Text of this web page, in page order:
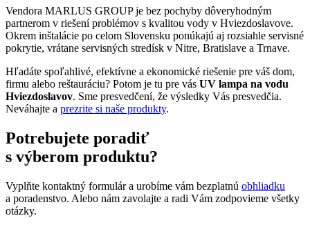
Vendora MARLUS GROUP je bez pochyby dôveryhodným
partnerom v riešení problémov s kvalitou vody v Hviezdoslavove.
Okrem inštalácie po celom Slovensku ponúkajú aj rozsiahle servisné
pokrytie, vrátane servisných stredísk v Nitre, Bratislave a Trnave.
Hľadáte spoľahlivé, efektívne a ekonomické riešenie pre váš dom,
firmu alebo reštauráciu? Potom je tu pre vás UV lampa na vodu
Hviezdoslavov. Sme presvedčení, že výsledky Vás presvedčia.
Neváhajte a prezrite si naše produkty.
Potrebujete poradiť
s výberom produktu?
Vyplňte kontaktný formulár a urobíme vám bezplatnú obhliadku
a poradenstvo. Alebo nám zavolajte a radi Vám zodpovieme všetky
otázky.